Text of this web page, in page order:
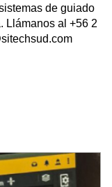
de guiado
Llámanos al +56 2